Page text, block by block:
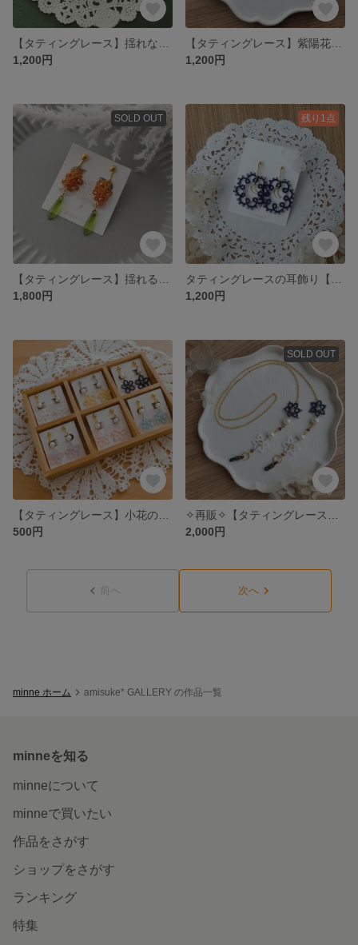
1,200円
1,200円
SOLD OUT
1,800円
残り1点
1,200円
500円
SOLD OUT
2,000円
前へ 次へ
minne ホーム amisuke* GALLERY の作品一覧
minneを知る
minneについて
minneで買いたい
作品をさがす
ショップをさがす
ランキング
特集